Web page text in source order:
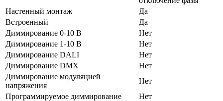
Настенный монтаж
Да
Встроенный
Да
Диммирование 0-10 В
Нет
Диммирование 1-10 В
Нет
Диммирование DALI
Нет
Диммирование DMX
Нет
Диммирование модуляцией
напряжения
Нет
Программируемое диммирование
Нет